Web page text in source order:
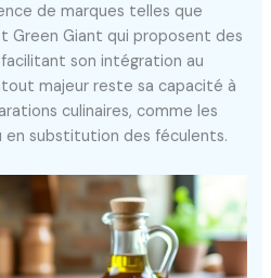
de marques telles que
Green Giant qui proposent des
son intégration au
majeur reste sa capacité à
culinaires, comme les
en substitution des féculents.